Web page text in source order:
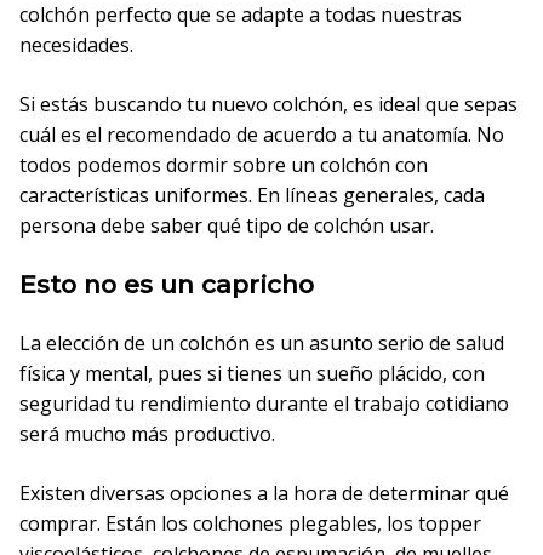
colchón perfecto que se adapte a todas nuestras
necesidades.
Si estás buscando tu nuevo colchón, es ideal que sepas
cuál es el recomendado de acuerdo a tu anatomía. No
todos podemos dormir sobre un colchón con
características uniformes. En líneas generales, cada
persona debe saber qué tipo de colchón usar.
Esto no es un capricho
La elección de un colchón es un asunto serio de salud
física y mental, pues si tienes un sueño plácido, con
seguridad tu rendimiento durante el trabajo cotidiano
será mucho más productivo.
Existen diversas opciones a la hora de determinar qué
comprar. Están los colchones plegables, los topper